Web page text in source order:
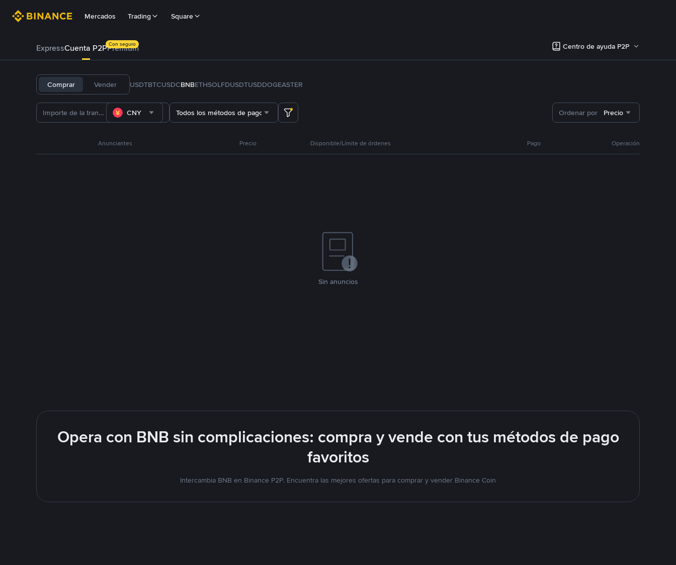
Mercados Trading Square
ExpressCuenta P2PPrémium
Con seguro Centro de ayuda P2P
Comprar Vender USDTBTCUSDCBNBETHSOLFDUSDTUSDDOGEASTER
CNY Todos los métodos de pago Ordenar por Precio
Anunciantes Precio Disponible/Límite de órdenes Pago Operación
Sin anuncios
Opera con BNB sin complicaciones: compra y vende con tus métodos de pago
favoritos
Intercambia BNB en Binance P2P. Encuentra las mejores ofertas para comprar y vender Binance Coin